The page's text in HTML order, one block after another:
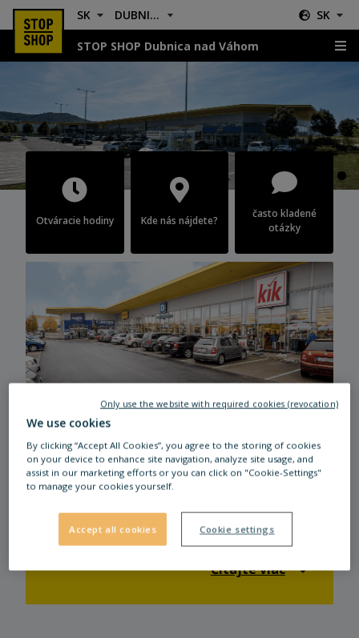
SK DUBNICA NAD VÁHOM SK
STOP SHOP Dubnica nad Váhom
Otváracie hodiny Kde nás nájdete?
často kladené
otázky
DUBNICA NAD VÁHOM
STOP SHOP Dubnica nad Váhom sa
vám veľa zábavy pri nakupovaní či
Čítajte viac
We use cookies
By clicking “Accept All Cookies”, you agree to the storing of cookies
on your device to enhance site navigation, analyze site usage, and
assist in our marketing efforts or you can click on "Cookie-Settings"
to manage your cookies yourself.
Accept all cookies Cookie settings
Only use the website with required cookies (revocation)